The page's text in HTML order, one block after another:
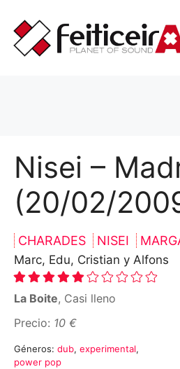
contenido
Nisei –
(20/02/
CHARADES NISEI
Marc, Edu, Cristian y Alfons
La Boite, Casi lleno
Precio: 10 €
Géneros: dub, experimental,
power pop